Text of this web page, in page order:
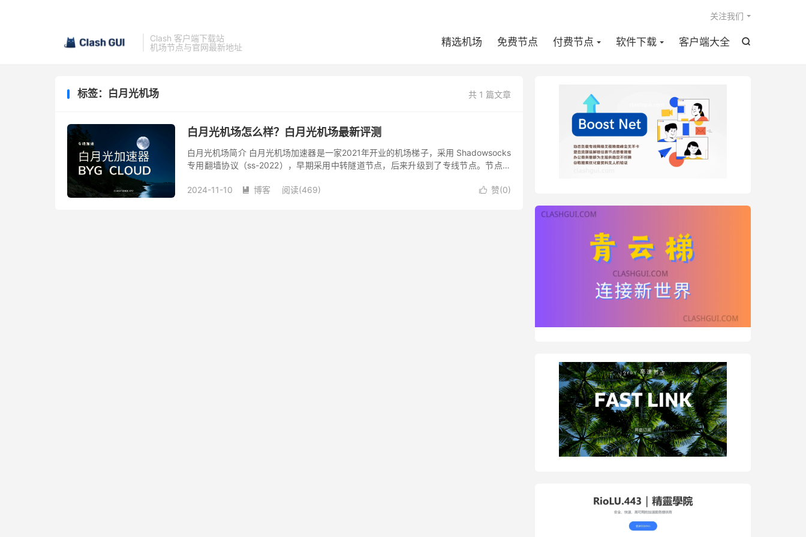
Clash 客户端下载站
机场节点与官网最新地址

精选机场 免费节点 付费节点 软件下载 客户端大全
关注我们
共 1 篇文章
标签：白月光机场
白月光机场怎么样？白月光机场最新评测
白月光机场简介 白月光机场加速器是一家2021年开业的机场梯子，采用 Shadowsocks
专用翻墙协议（ss-2022），早期采用中转隧道节点，后来升级到了专线节点。节点采
 赞(0)
2024-11-10  博客 阅读(469)